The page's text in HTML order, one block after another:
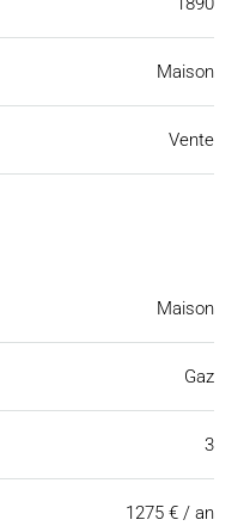
Maison
Vente
Maison
Gaz
3
1275 € / an